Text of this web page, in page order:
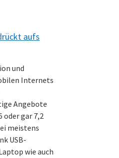
aufs
und
Internets
Angebote
gar 7,2
meistens
USB-
wie auch